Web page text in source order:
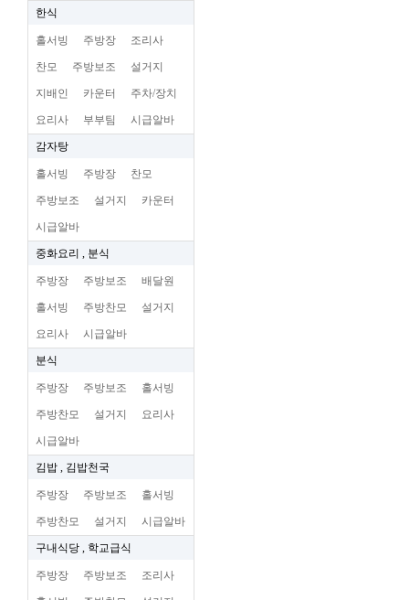
한식
홀서빙 주방장 조리사
찬모 주방보조 설거지
지배인 카운터 주차/장치
요리사 부부팀 시급알바
감자탕
홀서빙 주방장 찬모
주방보조 설거지 카운터
시급알바
중화요리 , 분식
주방장 주방보조 배달원
홀서빙 주방찬모 설거지
요리사 시급알바
분식
주방장 주방보조 홀서빙
주방찬모 설거지 요리사
시급알바
김밥 , 김밥천국
주방장 주방보조 홀서빙
주방찬모 설거지 시급알바
구내식당 , 학교급식
주방장 주방보조 조리사